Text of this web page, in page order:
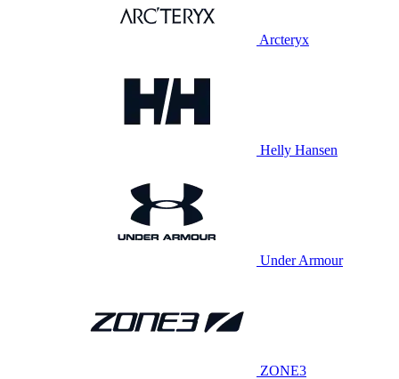
Arcteryx
Helly Hansen
Under Armour
ZONE3